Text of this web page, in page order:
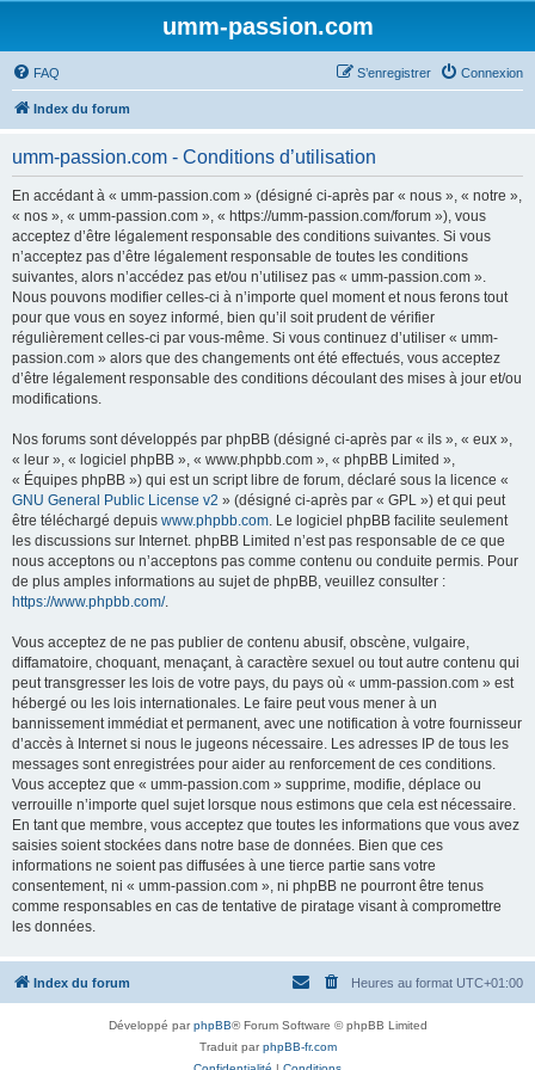
umm-passion.com
FAQ Connexion
S’enregistrer
Index du forum
umm-passion.com - Conditions d’utilisation
En accédant à « umm-passion.com » (désigné ci-après par « nous », « notre »,
« nos », « umm-passion.com », « https://umm-passion.com/forum »), vous
acceptez d’être légalement responsable des conditions suivantes. Si vous
n’acceptez pas d’être légalement responsable de toutes les conditions
suivantes, alors n’accédez pas et/ou n’utilisez pas « umm-passion.com ».
Nous pouvons modifier celles-ci à n’importe quel moment et nous ferons tout
pour que vous en soyez informé, bien qu’il soit prudent de vérifier
régulièrement celles-ci par vous-même. Si vous continuez d’utiliser « umm-
passion.com » alors que des changements ont été effectués, vous acceptez
d’être légalement responsable des conditions découlant des mises à jour et/ou
modifications.
Nos forums sont développés par phpBB (désigné ci-après par « ils », « eux »,
« leur », « logiciel phpBB », « www.phpbb.com », « phpBB Limited »,
« Équipes phpBB ») qui est un script libre de forum, déclaré sous la licence «
GNU General Public License v2 » (désigné ci-après par « GPL ») et qui peut
être téléchargé depuis www.phpbb.com. Le logiciel phpBB facilite seulement
les discussions sur Internet. phpBB Limited n’est pas responsable de ce que
nous acceptons ou n’acceptons pas comme contenu ou conduite permis. Pour
de plus amples informations au sujet de phpBB, veuillez consulter :
https://www.phpbb.com/.
Vous acceptez de ne pas publier de contenu abusif, obscène, vulgaire,
diffamatoire, choquant, menaçant, à caractère sexuel ou tout autre contenu qui
peut transgresser les lois de votre pays, du pays où « umm-passion.com » est
hébergé ou les lois internationales. Le faire peut vous mener à un
bannissement immédiat et permanent, avec une notification à votre fournisseur
d’accès à Internet si nous le jugeons nécessaire. Les adresses IP de tous les
messages sont enregistrées pour aider au renforcement de ces conditions.
Vous acceptez que « umm-passion.com » supprime, modifie, déplace ou
verrouille n’importe quel sujet lorsque nous estimons que cela est nécessaire.
En tant que membre, vous acceptez que toutes les informations que vous avez
saisies soient stockées dans notre base de données. Bien que ces
informations ne soient pas diffusées à une tierce partie sans votre
consentement, ni « umm-passion.com », ni phpBB ne pourront être tenus
comme responsables en cas de tentative de piratage visant à compromettre
les données.
Index du forum Heures au format UTC+01:00
Développé parphpBB® Forum Software © phpBB Limited
Traduit parphpBB-fr.com